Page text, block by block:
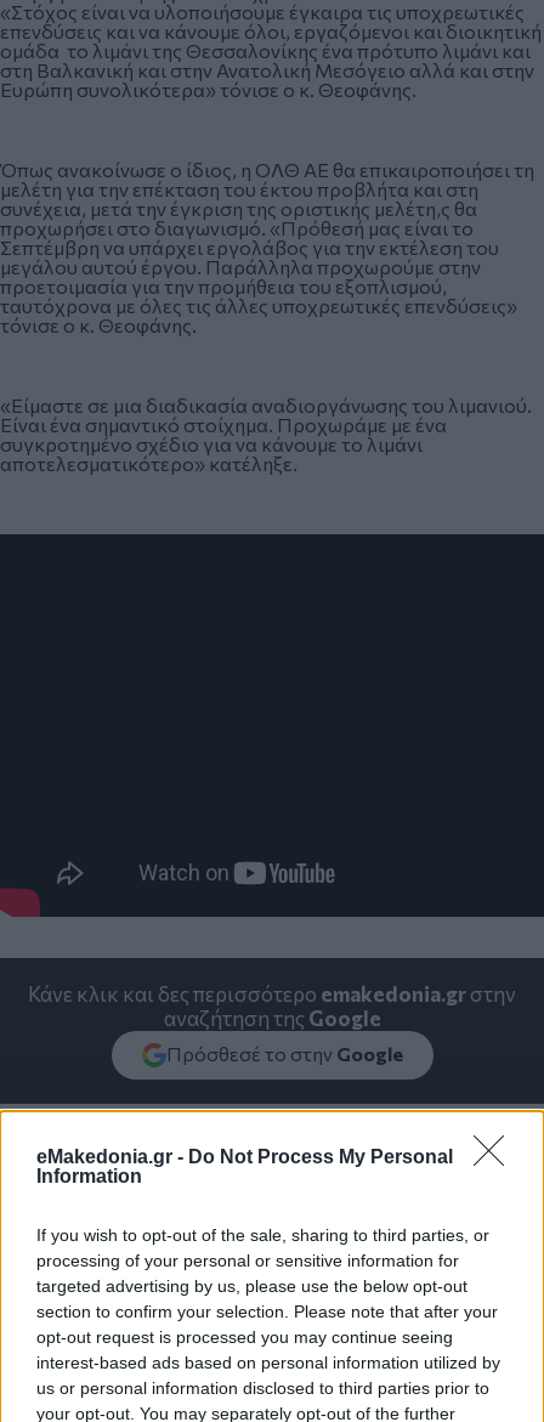
eMakedonia.gr - Do Not Process My Personal
Information
If you wish to opt-out of the sale, sharing to third parties, or
processing of your personal or sensitive information for
targeted advertising by us, please use the below opt-out
section to confirm your selection. Please note that after your
opt-out request is processed you may continue seeing
interest-based ads based on personal information utilized by
us or personal information disclosed to third parties prior to
your opt-out. You may separately opt-out of the further
«Στόχος είναι να υλοποιήσουμε έγκαιρα τις υποχρεωτικές
επενδύσεις και να κάνουμε όλοι, εργαζόμενοι και διοικητική
ομάδα το λιμάνι της Θεσσαλονίκης ένα πρότυπο λιμάνι και
στη Βαλκανική και στην Ανατολική Μεσόγειο αλλά και στην
Ευρώπη συνολικότερα» τόνισε ο κ. Θεοφάνης.
Όπως ανακοίνωσε ο ίδιος, η ΟΛΘ ΑΕ θα επικαιροποιήσει τη
μελέτη για την επέκταση του έκτου προβλήτα και στη
συνέχεια, μετά την έγκριση της οριστικής μελέτη,ς θα
προχωρήσει στο διαγωνισμό. «Πρόθεσή μας είναι το
Σεπτέμβρη να υπάρχει εργολάβος για την εκτέλεση του
μεγάλου αυτού έργου. Παράλληλα προχωρούμε στην
προετοιμασία για την προμήθεια του εξοπλισμού,
ταυτόχρονα με όλες τις άλλες υποχρεωτικές επενδύσεις»
τόνισε ο κ. Θεοφάνης.
«Είμαστε σε μια διαδικασία αναδιοργάνωσης του λιμανιού.
Είναι ένα σημαντικό στοίχημα. Προχωράμε με ένα
συγκροτημένο σχέδιο για να κάνουμε το λιμάνι
αποτελεσματικότερο» κατέληξε.
Κάνε κλικ και δες περισσότερο emakedonia.grστην
αναζήτηση της Google
Πρόσθεσέ το στην Google
ΟΙΚΟΝΟΜΙΑ